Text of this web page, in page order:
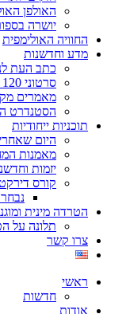
האולפן
יושרה
החוויה האולימפית
מדע וחדשנות
כתב העת
סרטוני 120 שניות
מאמרים
הסטנדרט
תוכניות ייחודיות
היום
מאמנות
יזמות
קורס
הטרדה מינית
תלונה על
צרו קשר
ראשי
חדשות
אודות